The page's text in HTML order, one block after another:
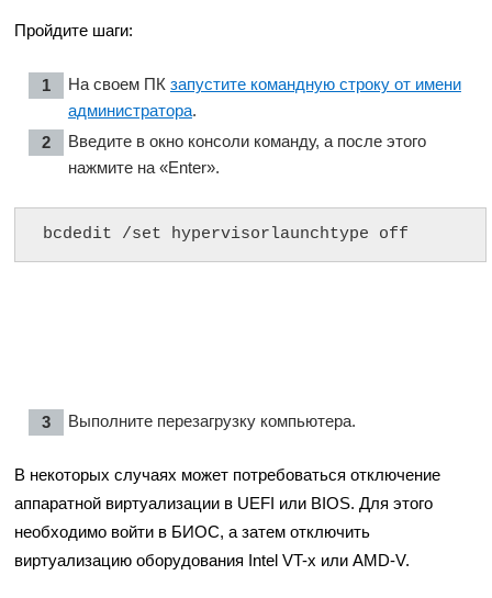
Пройдите шаги:
На своем ПК запустите командную строку от имени
администратора.
Введите в окно консоли команду, а после этого
нажмите на «Enter».
bcdedit /set hypervisorlaunchtype off
Выполните перезагрузку компьютера.
В некоторых случаях может потребоваться отключение
аппаратной виртуализации в UEFI или BIOS. Для этого
необходимо войти в БИОС, а затем отключить
виртуализацию оборудования Intel VT-x или AMD-V.